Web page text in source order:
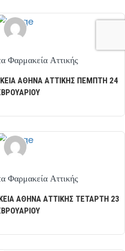
Φαρμακεία Αττικής
ΑΘΗΝΑ ΑΤΤΙΚΗΣ ΠΕΜΠΤΗ 24
Φαρμακεία Αττικής
ΑΘΗΝΑ ΑΤΤΙΚΗΣ ΤΕΤΑΡΤΗ 23